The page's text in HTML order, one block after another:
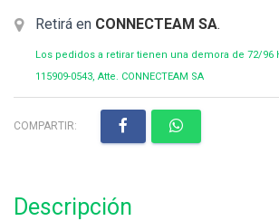
Retirá en CONNECTEAM SA.
Los pedidos a retirar tienen una demora de 72/96
115909-0543, Atte. CONNECTEAM SA
COMPARTIR:
Descripción